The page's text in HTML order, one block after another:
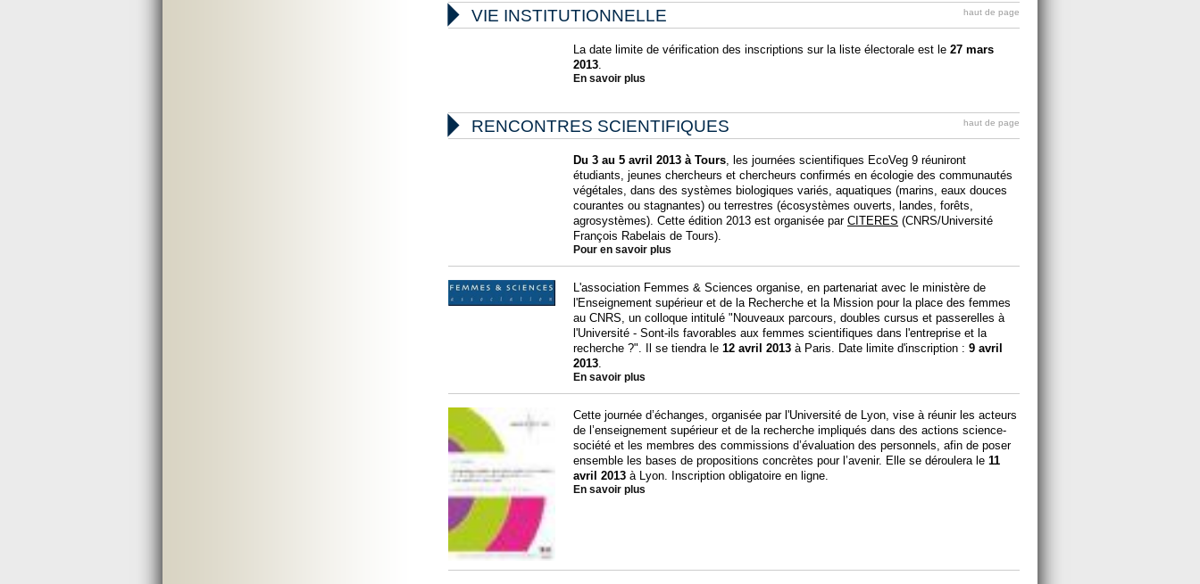
 VIE INSTITUTIONNELLE haut de page
La date limite de vérification des inscriptions sur la liste électorale est le 27 mars
2013
En savoir plus
 RENCONTRES SCIENTIFIQUES haut de page
Du 3 au 5 avril 2013 à Tours , les journées scientifiques EcoVeg 9 réuniront
étudiants, jeunes chercheurs et chercheurs confirmés en écologie des communautés
végétales, dans des systèmes biologiques variés, aquatiques (marins, eaux douces
courantes ou stagnantes) ou terrestres (écosystèmes ouverts, landes, forêts,
agrosystèmes). Cette édition 2013 est organisée par CITERES (CNRS/Université
François Rabelais de Tours).
Pour en savoir plus
L'association Femmes & Sciences organise, en partenariat avec le ministère de
l'Enseignement supérieur et de la Recherche et la Mission pour la place des femmes
au CNRS, un colloque intitulé "Nouveaux parcours, doubles cursus et passerelles à
l'Université - Sont-ils favorables aux femmes scientifiques dans l'entreprise et la
recherche ?". Il se tiendra le 12 avril 2013 à Paris. Date limite d'inscription : 9 avril
2013
En savoir plus
Cette journée d’échanges, organisée par l'Université de Lyon, vise à réunir les acteurs
de l’enseignement supérieur et de la recherche impliqués dans des actions science-
société et les membres des commissions d’évaluation des personnels, afin de poser
ensemble les bases de propositions concrètes pour l’avenir. Elle se déroulera le 11
avril 2013 à Lyon. Inscription obligatoire en ligne.
En savoir plus